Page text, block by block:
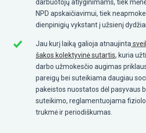
darbuotojų atlyginimams, tiek
NPD apskaičiavimui, tiek
dienpinigių vykstant į užsienį
Jau kurį laiką galioja atnaujinta
šakos kolektyvinė sutartis, kuria
darbo užmokesčio augimas
pareigų bei suteikiama daugiau
pakeistos nuostatos dėl pasyvaus
suteikimo, reglamentuojama
trukmė ir periodiškumas.